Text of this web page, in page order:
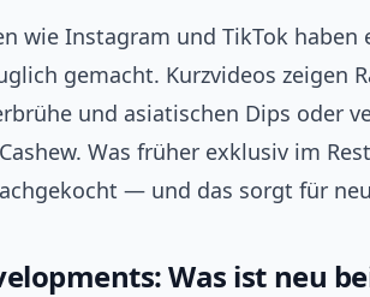
wie Instagram und TikTok haben
gemacht. Kurzvideos zeigen
und asiatischen Dips oder
Was früher exklusiv im
— und das sorgt für
Was ist neu